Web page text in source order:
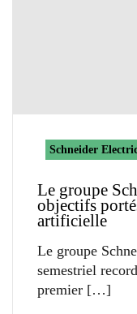
Schneider
Le groupe
objectifs
artificielle
Le groupe
semestriel
premier